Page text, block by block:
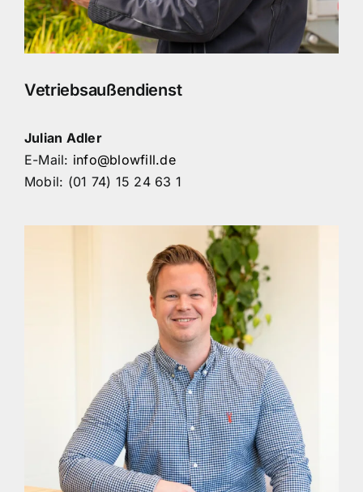
Vetriebsaußendienst
Julian Adler
E-Mail: info@blowfill.de
Mobil: (01 74) 15 24 63 1